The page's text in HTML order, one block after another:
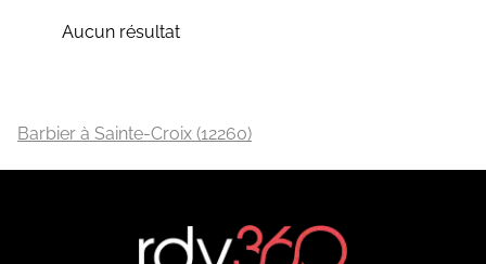
Aucun résultat
Barbier à Sainte-Croix (12260)